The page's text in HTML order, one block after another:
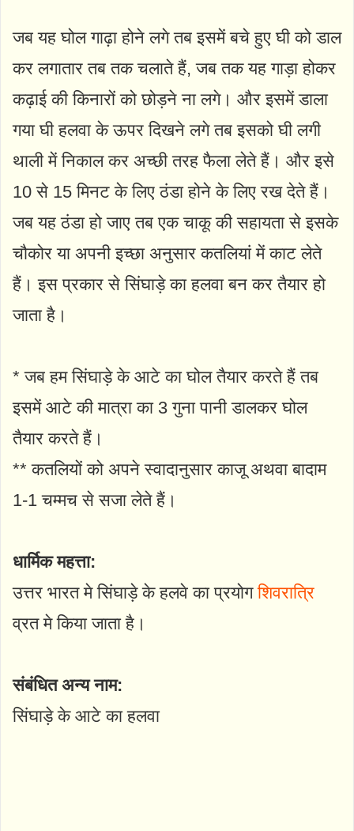
जब यह घोल गाढ़ा होने लगे तब इसमें बचे हुए घी को डाल
कर लगातार तब तक चलाते हैं, जब तक यह गाड़ा होकर
कढ़ाई की किनारों को छोड़ने ना लगे। और इसमें डाला
गया घी हलवा के ऊपर दिखने लगे तब इसको घी लगी
थाली में निकाल कर अच्छी तरह फैला लेते हैं। और इसे
10 से 15 मिनट के लिए ठंडा होने के लिए रख देते हैं।
जब यह ठंडा हो जाए तब एक चाकू की सहायता से इसके
चौकोर या अपनी इच्छा अनुसार कतलियां में काट लेते
हैं। इस प्रकार से सिंघाड़े का हलवा बन कर तैयार हो
जाता है।
* जब हम सिंघाड़े के आटे का घोल तैयार करते हैं तब
इसमें आटे की मात्रा का 3 गुना पानी डालकर घोल
तैयार करते हैं।
** कतलियों को अपने स्वादानुसार काजू अथवा बादाम
1-1 चम्मच से सजा लेते हैं।
धार्मिक महत्ता:
उत्तर भारत मे सिंघाड़े के हलवे का प्रयोगशिवरात्रि
व्रत मे किया जाता है।
संबंधित अन्य नाम:
सिंघाड़े के आटे का हलवा